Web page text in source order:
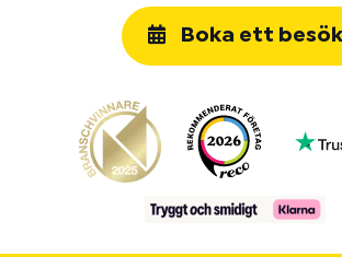
Boka ett besök